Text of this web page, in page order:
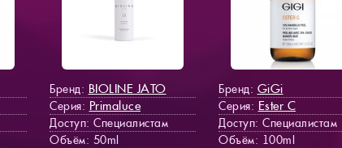
Бренд: BIOLINE JATO
Серия: Primaluce
Доступ: Специалистам
Объём: 50ml
Бренд: GiGi
Серия: Ester C
Доступ: Специалистам
Объём: 100ml